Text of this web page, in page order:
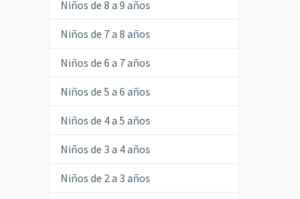
Niños de 8 a 9 años
Niños de 7 a 8 años
Niños de 6 a 7 años
Niños de 5 a 6 años
Niños de 4 a 5 años
Niños de 3 a 4 años
Niños de 2 a 3 años